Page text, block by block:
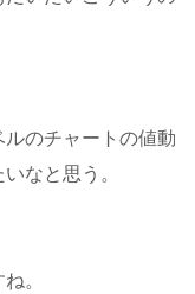
のチャートの値動
なと思う。
。